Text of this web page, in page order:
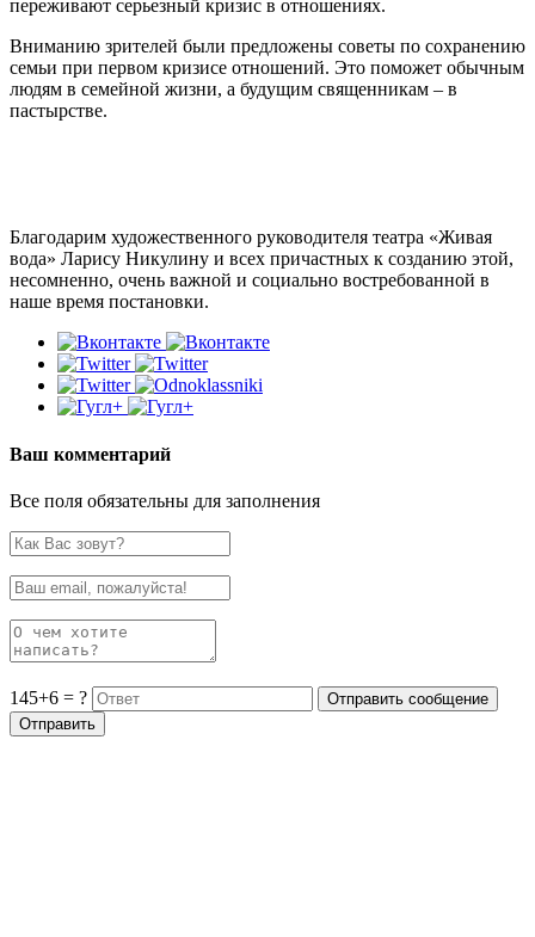
переживают серьезный кризис в отношениях.
Вниманию зрителей были предложены советы по сохранению
семьи при первом кризисе отношений. Это поможет обычным
людям в семейной жизни, а будущим священникам – в
пастырстве.
Благодарим художественного руководителя театра «Живая
вода» Ларису Никулину и всех причастных к созданию этой,
несомненно, очень важной и социально востребованной в
наше время постановки.
Ваш комментарий
Все поля обязательны для заполнения
145+6 = ?